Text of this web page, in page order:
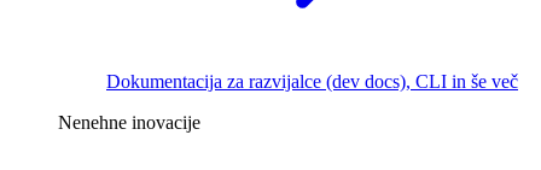
Dokumentacija za razvijalce (dev docs), CLI in še več
Nenehne inovacije